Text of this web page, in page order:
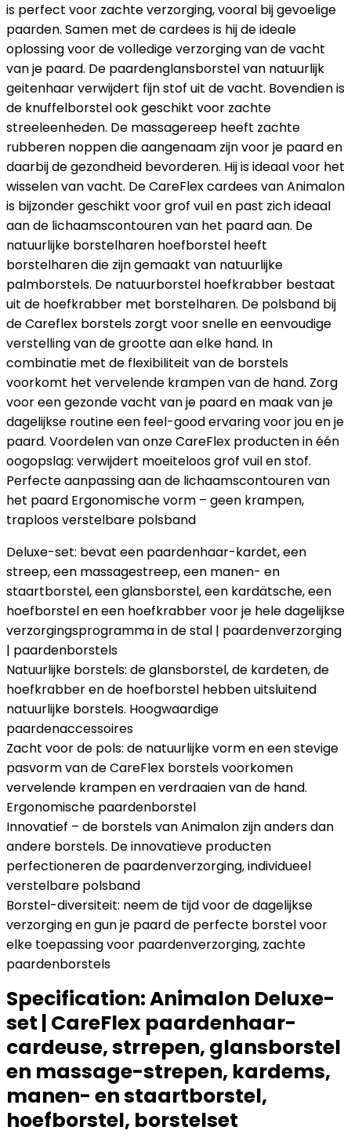
is perfect voor zachte verzorging, vooral bij gevoelige
paarden. Samen met de cardees is hij de ideale
oplossing voor de volledige verzorging van de vacht
van je paard. De paardenglansborstel van natuurlijk
geitenhaar verwijdert fijn stof uit de vacht. Bovendien is
de knuffelborstel ook geschikt voor zachte
streeleenheden. De massagereep heeft zachte
rubberen noppen die aangenaam zijn voor je paard en
daarbij de gezondheid bevorderen. Hij is ideaal voor het
wisselen van vacht. De CareFlex cardees van Animalon
is bijzonder geschikt voor grof vuil en past zich ideaal
aan de lichaamscontouren van het paard aan. De
natuurlijke borstelharen hoefborstel heeft
borstelharen die zijn gemaakt van natuurlijke
palmborstels. De natuurborstel hoefkrabber bestaat
uit de hoefkrabber met borstelharen. De polsband bij
de Careflex borstels zorgt voor snelle en eenvoudige
verstelling van de grootte aan elke hand. In
combinatie met de flexibiliteit van de borstels
voorkomt het vervelende krampen van de hand. Zorg
voor een gezonde vacht van je paard en maak van je
dagelijkse routine een feel-good ervaring voor jou en je
paard. Voordelen van onze CareFlex producten in één
oogopslag: verwijdert moeiteloos grof vuil en stof.
Perfecte aanpassing aan de lichaamscontouren van
het paard Ergonomische vorm – geen krampen,
traploos verstelbare polsband
Deluxe-set: bevat een paardenhaar-kardet, een
streep, een massagestreep, een manen- en
staartborstel, een glansborstel, een kardätsche, een
hoefborstel en een hoefkrabber voor je hele dagelijkse
verzorgingsprogramma in de stal | paardenverzorging
| paardenborstels
Natuurlijke borstels: de glansborstel, de kardeten, de
hoefkrabber en de hoefborstel hebben uitsluitend
natuurlijke borstels. Hoogwaardige
paardenaccessoires
Zacht voor de pols: de natuurlijke vorm en een stevige
pasvorm van de CareFlex borstels voorkomen
vervelende krampen en verdraaien van de hand.
Ergonomische paardenborstel
Innovatief – de borstels van Animalon zijn anders dan
andere borstels. De innovatieve producten
perfectioneren de paardenverzorging, individueel
verstelbare polsband
Borstel-diversiteit: neem de tijd voor de dagelijkse
verzorging en gun je paard de perfecte borstel voor
elke toepassing voor paardenverzorging, zachte
paardenborstels
Specification:Animalon Deluxe-
set | CareFlex paardenhaar-
cardeuse, strrepen, glansborstel
en massage-strepen, kardems,
manen- en staartborstel,
hoefborstel, borstelset